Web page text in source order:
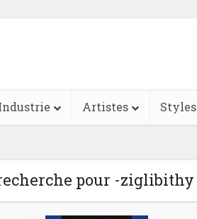
Artistes Styles
pour -ziglibithy